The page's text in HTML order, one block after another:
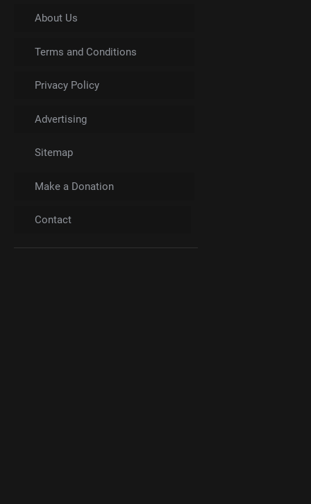
About Us
Terms and Conditions
Privacy Policy
Advertising
Sitemap
Make a Donation
Contact